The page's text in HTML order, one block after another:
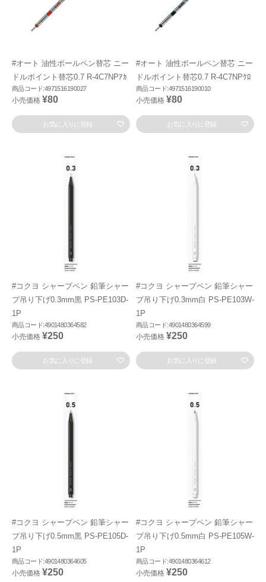
#オート 油性ボールペン替芯 ニー
ドルポイント替芯0.7 R-4C7NPｱｶ
商品コード:4971516190027
小売価格 ¥80
お気に入りに登録
#オート 油性ボールペン替芯 ニー
ドルポイント替芯0.7 R-4C7NPｸﾛ
商品コード:4971516190010
小売価格 ¥80
お気に入りに登録
#コクヨ シャープペン 鉛筆シャー
プ吊り下げ0.3mm黒 PS-PE103D-
1P
商品コード:4901480364582
小売価格 ¥250
お気に入りに登録
#コクヨ シャープペン 鉛筆シャー
プ吊り下げ0.3mm白 PS-PE103W-
1P
商品コード:4901480364599
小売価格 ¥250
お気に入りに登録
#コクヨ シャープペン 鉛筆シャー
プ吊り下げ0.5mm黒 PS-PE105D-
1P
商品コード:4901480364605
小売価格 ¥250
#コクヨ シャープペン 鉛筆シャー
プ吊り下げ0.5mm白 PS-PE105W-
1P
商品コード:4901480364612
小売価格 ¥250